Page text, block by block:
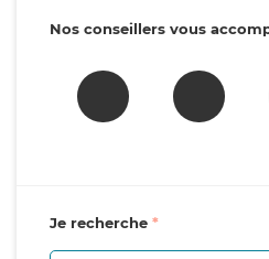
Nos conseillers vous
Je recherche